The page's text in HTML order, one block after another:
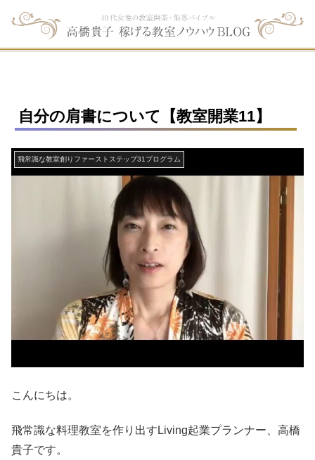
自分の肩書について【教室開業11】
飛常識な教室創りファーストステップ31プログラム
こんにちは。
飛常識な料理教室を作り出すLiving起業プランナー、高橋
貴子です。